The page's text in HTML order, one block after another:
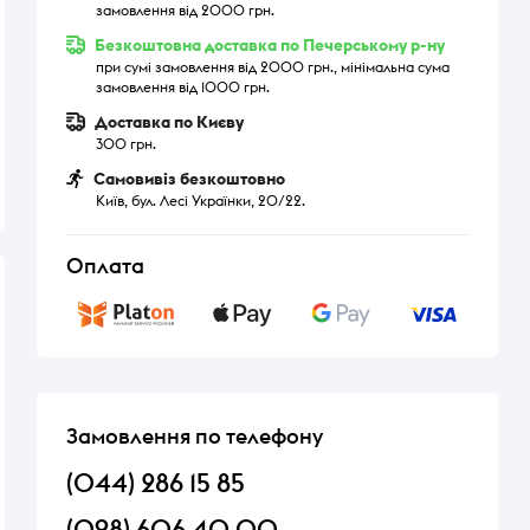
замовлення від 2000 грн.
Безкоштовна доставка по Печерському р-ну
при сумі замовлення від 2000 грн., мінімальна сума
замовлення від 1000 грн.
Доставка по Києву
300 грн.
Самовивіз безкоштовно
Київ, бул. Лесі Українки, 20/22.
Оплата
Замовлення по телефону
(044) 286 15 85